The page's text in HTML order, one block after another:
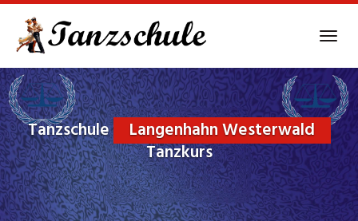
main
content
Tanzschule
Langenhahn Westerwald
Tanzkurs